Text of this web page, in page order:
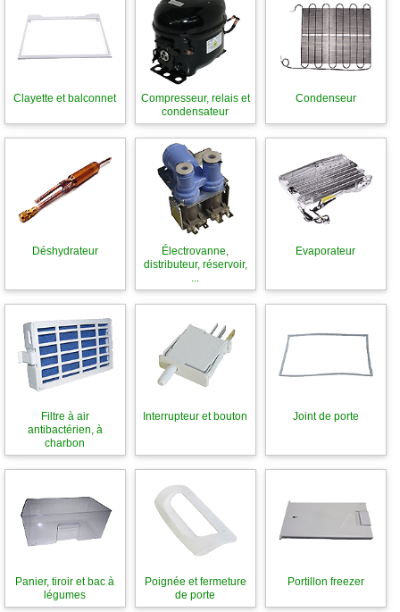
Clayette et balconnet
Compresseur, relais et
condensateur
Condenseur
Déshydrateur
Électrovanne,
distributeur, réservoir,
Evaporateur
Filtre à air
antibactérien, à
charbon
Interrupteur et bouton Joint de porte
Panier, tiroir et bac à
légumes
Poignée et fermeture
de porte
Portillon freezer